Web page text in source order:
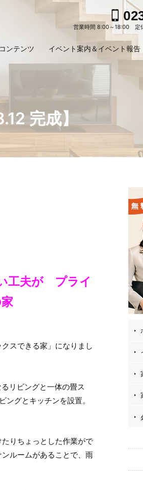
完成】
工夫が プライ
スできる家」になりまし
リビングと一体の畳ス
グとキッチンを設置。
りちょっとした作業がで
ルームがあることで、雨
ンテンツ イベント案内＆イベント報告
営業時間 8:00～18:00 定